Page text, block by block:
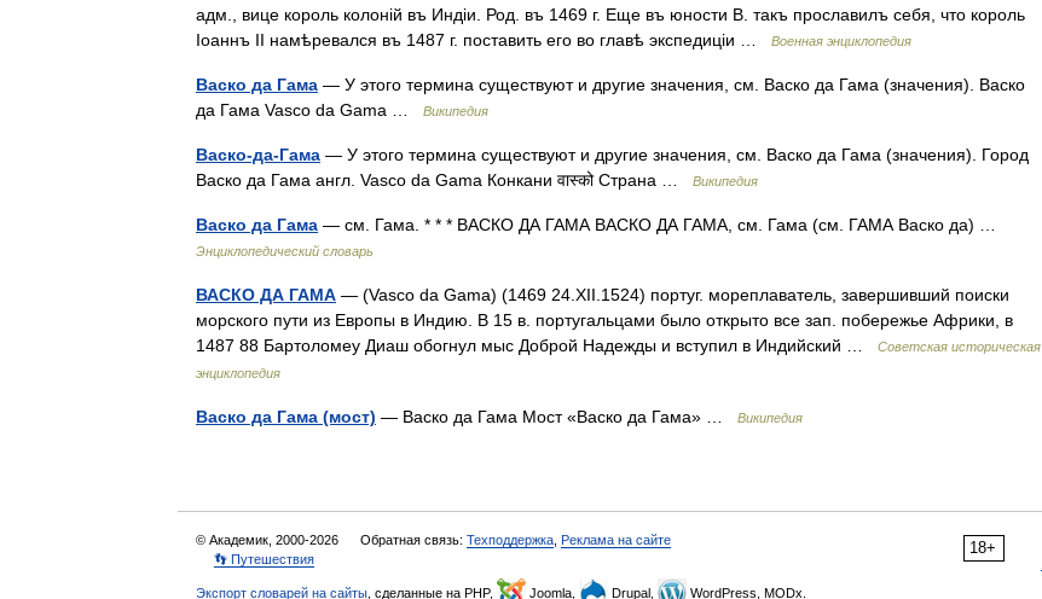
адм., вице король колоній въ Индіи. Род. въ 1469 г. Еще въ юности В. такъ прославилъ себя, что король
Іоаннъ II намѣревался въ 1487 г. поставить его во главѣ экспедиціи …
Военная энциклопедия
Васко да Гама — У этого термина существуют и другие значения, см. Васко да Гама (значения). Васко
да Гама Vasco da Gama …
Википедия
Васко-да-Гама — У этого термина существуют и другие значения, см. Васко да Гама (значения). Город
Васко да Гама англ. Vasco da Gama Конкани वास्को Страна …
Википедия
Васко да Гама — см. Гама. * * * ВАСКО ДА ГАМА ВАСКО ДА ГАМА, см. Гама (см. ГАМА Васко да) …
Энциклопедический словарь
ВАСКО ДА ГАМА — (Vasco da Gama) (1469 24.XII.1524) португ. мореплаватель, завершивший поиски
морского пути из Европы в Индию. В 15 в. португальцами было открыто все зап. побережье Африки, в
1487 88 Бартоломеу Диаш обогнул мыс Доброй Надежды и вступил в Индийский …
Советская историческая
энциклопедия
Васко да Гама (мост) — Васко да Гама Мост «Васко да Гама» … Википедия
18+
© Академик, 2000-2026 Обратная связь: Техподдержка Реклама на сайте
👣 Путешествия
Экспорт словарей на сайты , сделанные на PHP, Joomla, Drupal, WordPress, MODx.